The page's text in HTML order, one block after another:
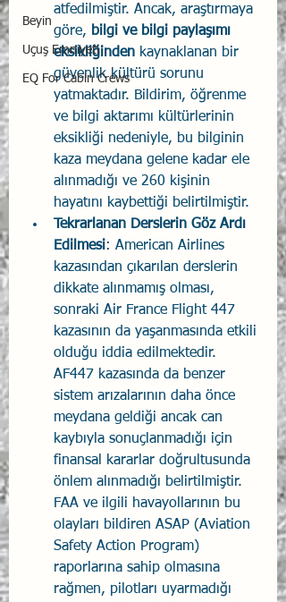
Beyin
Uçuş Emniyeti
EQ For Cabin Crews
atfedilmiştir. Ancak, araştırmaya
göre, bilgi ve bilgi paylaşımı
eksikliğinden kaynaklanan bir
güvenlik kültürü sorunu
yatmaktadır. Bildirim, öğrenme
ve bilgi aktarımı kültürlerinin
eksikliği nedeniyle, bu bilginin
kaza meydana gelene kadar ele
alınmadığı ve 260 kişinin
hayatını kaybettiği belirtilmiştir.
Tekrarlanan Derslerin Göz Ardı
Edilmesi: American Airlines
kazasından çıkarılan derslerin
dikkate alınmamış olması,
sonraki Air France Flight 447
kazasının da yaşanmasında etkili
olduğu iddia edilmektedir.
AF447 kazasında da benzer
sistem arızalarının daha önce
meydana geldiği ancak can
kaybıyla sonuçlanmadığı için
finansal kararlar doğrultusunda
önlem alınmadığı belirtilmiştir.
FAA ve ilgili havayollarının bu
olayları bildiren ASAP (Aviation
Safety Action Program)
raporlarına sahip olmasına
rağmen, pilotları uyarmadığı